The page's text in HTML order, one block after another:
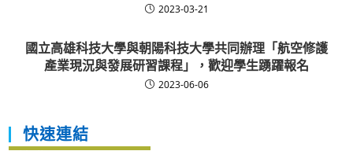
2023-03-21
國立高雄科技大學與朝陽科技大學共同辦理「航空修護
產業現況與發展研習課程」，歡迎學生踴躍報名
2023-06-06
快速連結